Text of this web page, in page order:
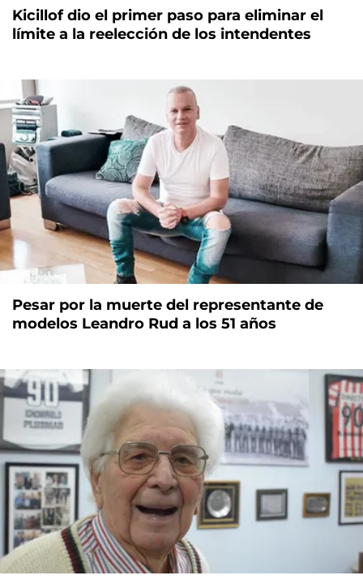
Kicillof dio el primer paso para eliminar el
límite a la reelección de los intendentes
Pesar por la muerte del representante de
modelos Leandro Rud a los 51 años